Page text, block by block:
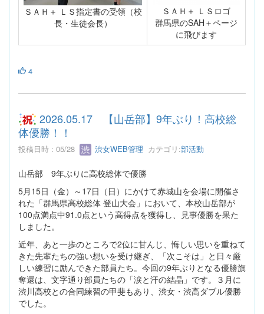
ＳＡＨ＋ ＬＳ指定書の受領（校
長・生徒会長）
ＳＡＨ＋ ＬＳロゴ
群馬県のSAH＋ページ
に飛びます
4
2026.05.17 【山岳部】9年ぶり！高校総
体優勝！！
投稿日時 : 05/28 渋女WEB管理 カテゴリ:部活動
山岳部 9年ぶりに高校総体で優勝
5月15日（金）～17日（日）にかけて赤城山を会場に開催さ
れた「群馬県高校総体 登山大会」において、本校山岳部が
100点満点中91.0点という高得点を獲得し、見事優勝を果た
しました。
近年、あと一歩のところで2位に甘んじ、悔しい思いを重ねて
きた先輩たちの強い想いを受け継ぎ、「次こそは」と日々厳
しい練習に励んできた部員たち。今回の9年ぶりとなる優勝旗
奪還は、文字通り部員たちの「涙と汗の結晶」です。３月に
渋川高校との合同練習の甲斐もあり、渋女・渋高ダブル優勝
でした。